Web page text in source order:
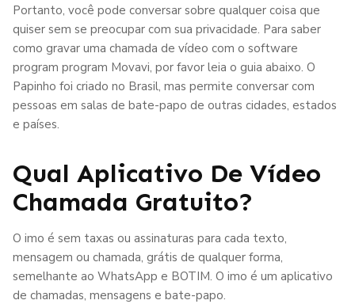
Portanto, você pode conversar sobre qualquer coisa que
quiser sem se preocupar com sua privacidade. Para saber
como gravar uma chamada de vídeo com o software
program program Movavi, por favor leia o guia abaixo. O
Papinho foi criado no Brasil, mas permite conversar com
pessoas em salas de bate-papo de outras cidades, estados
e países.
Qual Aplicativo De Vídeo
Chamada Gratuito?
O imo é sem taxas ou assinaturas para cada texto,
mensagem ou chamada, grátis de qualquer forma,
semelhante ao WhatsApp e BOTIM. O imo é um aplicativo
de chamadas, mensagens e bate-papo.